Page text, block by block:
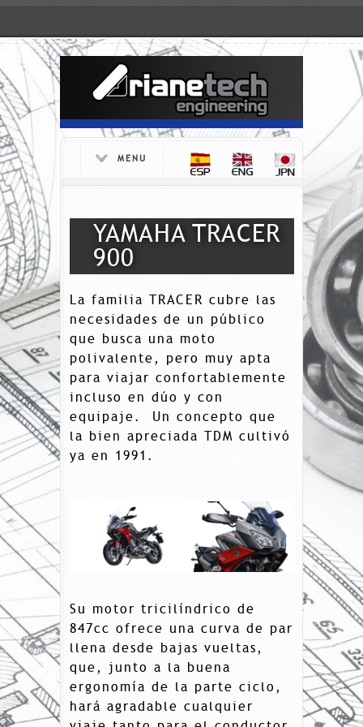
MENU
YAMAHA TRACER
900
La familia TRACER cubre las
necesidades de un público
que busca una moto
polivalente, pero muy apta
para viajar confortablemente
incluso en dúo y con
equipaje. Un concepto que
la bien apreciada TDM cultivó
ya en 1991.
Su motor tricilíndrico de
847cc ofrece una curva de par
llena desde bajas vueltas,
que, junto a la buena
ergonomía de la parte ciclo,
hará agradable cualquier